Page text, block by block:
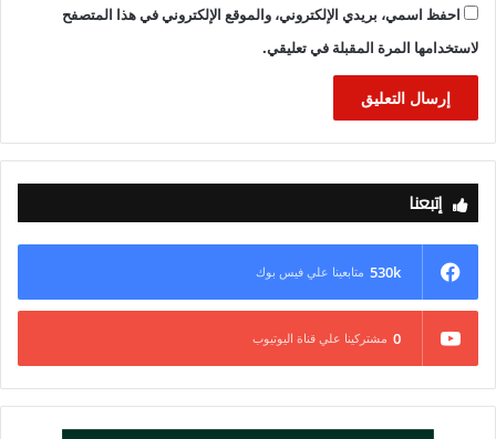
احفظ اسمي، بريدي الإلكتروني، والموقع الإلكتروني في هذا المتصفح
لاستخدامها المرة المقبلة في تعليقي.
إتبعنا
530k متابعينا علي فيس بوك
0 مشتركينا علي قناة اليوتيوب